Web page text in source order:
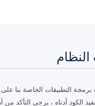
التطبيقات الخاصة بنا
الكود أدناه ، يرجى التأكد